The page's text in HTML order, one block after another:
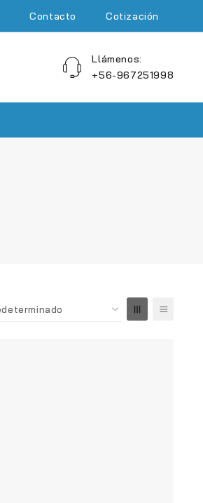
Contacto Cotización
Llámenos:
+56-967251998